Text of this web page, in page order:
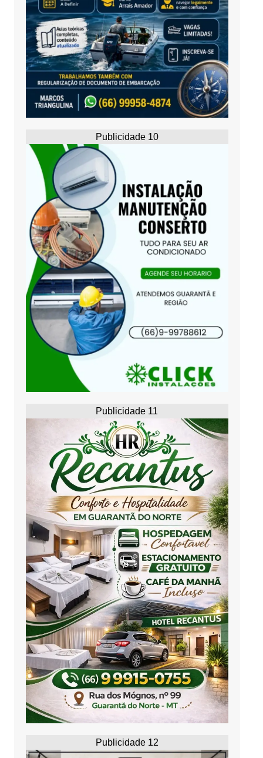
Publicidade 10
Publicidade 11
Publicidade 12